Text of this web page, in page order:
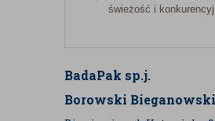
świeżość i
BadaPak sp.j.
Borowski Bieganowski